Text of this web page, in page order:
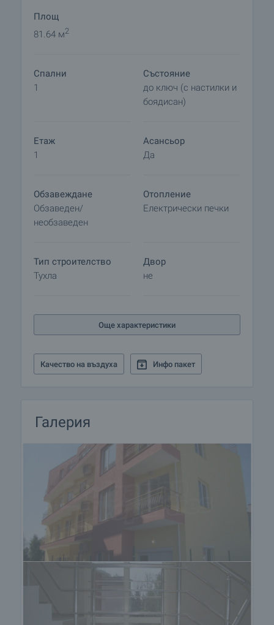
Площ
81.64 м2
Спални
1
Състояние
до ключ (с настилки и
боядисан)
Етаж
1
Асансьор
Да
Обзавеждане
Обзаведен/
необзаведен
Отопление
Електрически печки
Тип строителство
Тухла
Двор
не
Още характеристики
Качество на въздуха Инфо пакет
Галерия